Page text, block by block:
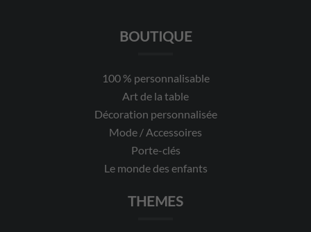
BOUTIQUE
100 % personnalisable
Art de la table
Décoration personnalisée
Mode / Accessoires
Porte-clés
Le monde des enfants
THEMES